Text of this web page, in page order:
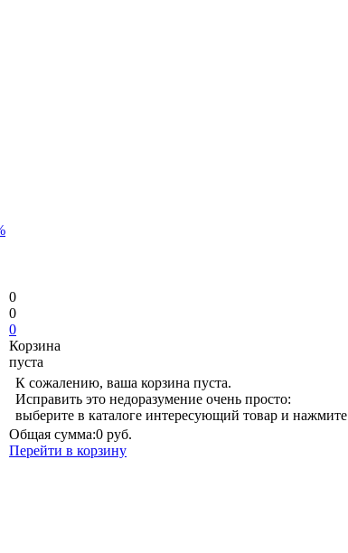
0
0
0
Корзина
пуста
К сожалению, ваша корзина пуста.
Исправить это недоразумение очень просто:
выберите в каталоге интересующий товар и
Общая сумма:0 руб.
Перейти в корзину